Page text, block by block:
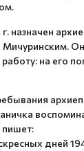
назначен
Мичуринским.
на его
дней